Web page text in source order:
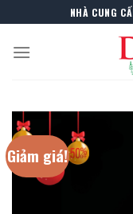
to
content
NHÀ CUNG
Giảm giá!